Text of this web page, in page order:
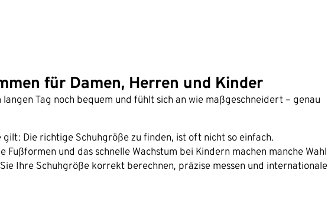
für Damen, Herren und Kinder
Tag noch bequem und fühlt sich an wie maßgeschneidert – genau
Die richtige Schuhgröße zu finden, ist oft nicht so einfach.
und das schnelle Wachstum bei Kindern machen manche Wahl
Ihre Schuhgröße korrekt berechnen, präzise messen und internationale